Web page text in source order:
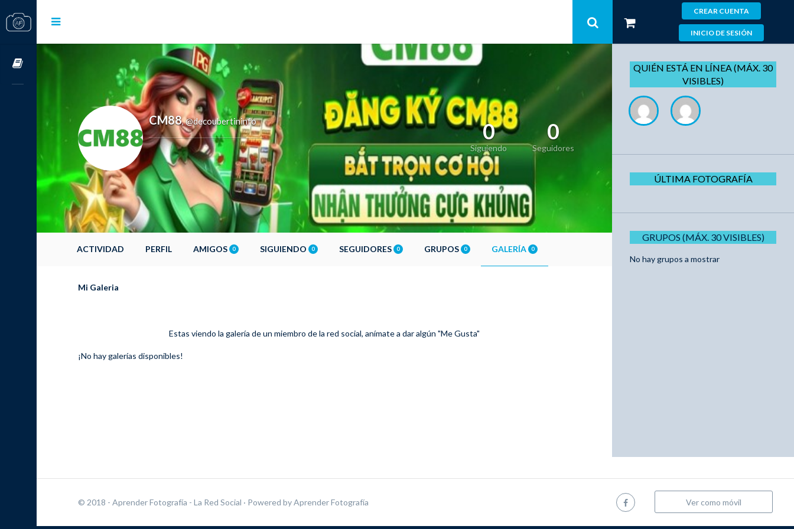
CREAR CUENTA
INICIO DE SESIÓN
CM88,@decoubertininfo 0
Siguiendo
0
Seguidores
ACTIVIDAD PERFIL AMIGOS 0 SIGUIENDO 0 SEGUIDORES 0 GRUPOS 0 GALERÍA 0
Mi Galeria
Estas viendo la galería de un miembro de la red social, anímate a dar algún "Me Gusta"
¡No hay galerías disponibles!
QUIÉN ESTÁ EN LÍNEA (MÁX. 30
VISIBLES)
ÚLTIMA FOTOGRAFÍA
GRUPOS (MÁX. 30 VISIBLES)
No hay grupos a mostrar
© 2018 - Aprender Fotografía - La Red Social · Powered byAprender Fotografía